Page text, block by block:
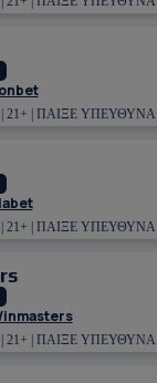
21+ | ΠΑΙΞΕ ΥΠΕΥΘΥΝΑ
21+ | ΠΑΙΞΕ ΥΠΕΥΘΥΝΑ
21+ | ΠΑΙΞΕ ΥΠΕΥΘΥΝΑ